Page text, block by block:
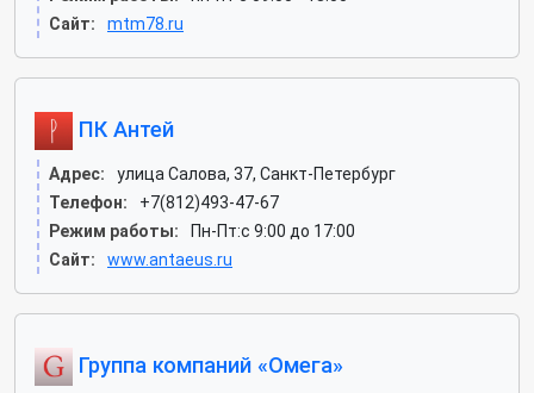
Сайт:
mtm78.ru
ПК Антей
Адрес:
улица Салова, 37, Санкт-Петербург
Телефон:
+7(812)493-47-67
Режим работы:
Пн-Пт:с 9:00 до 17:00
Сайт:
www.antaeus.ru
Группа компаний «Омега»